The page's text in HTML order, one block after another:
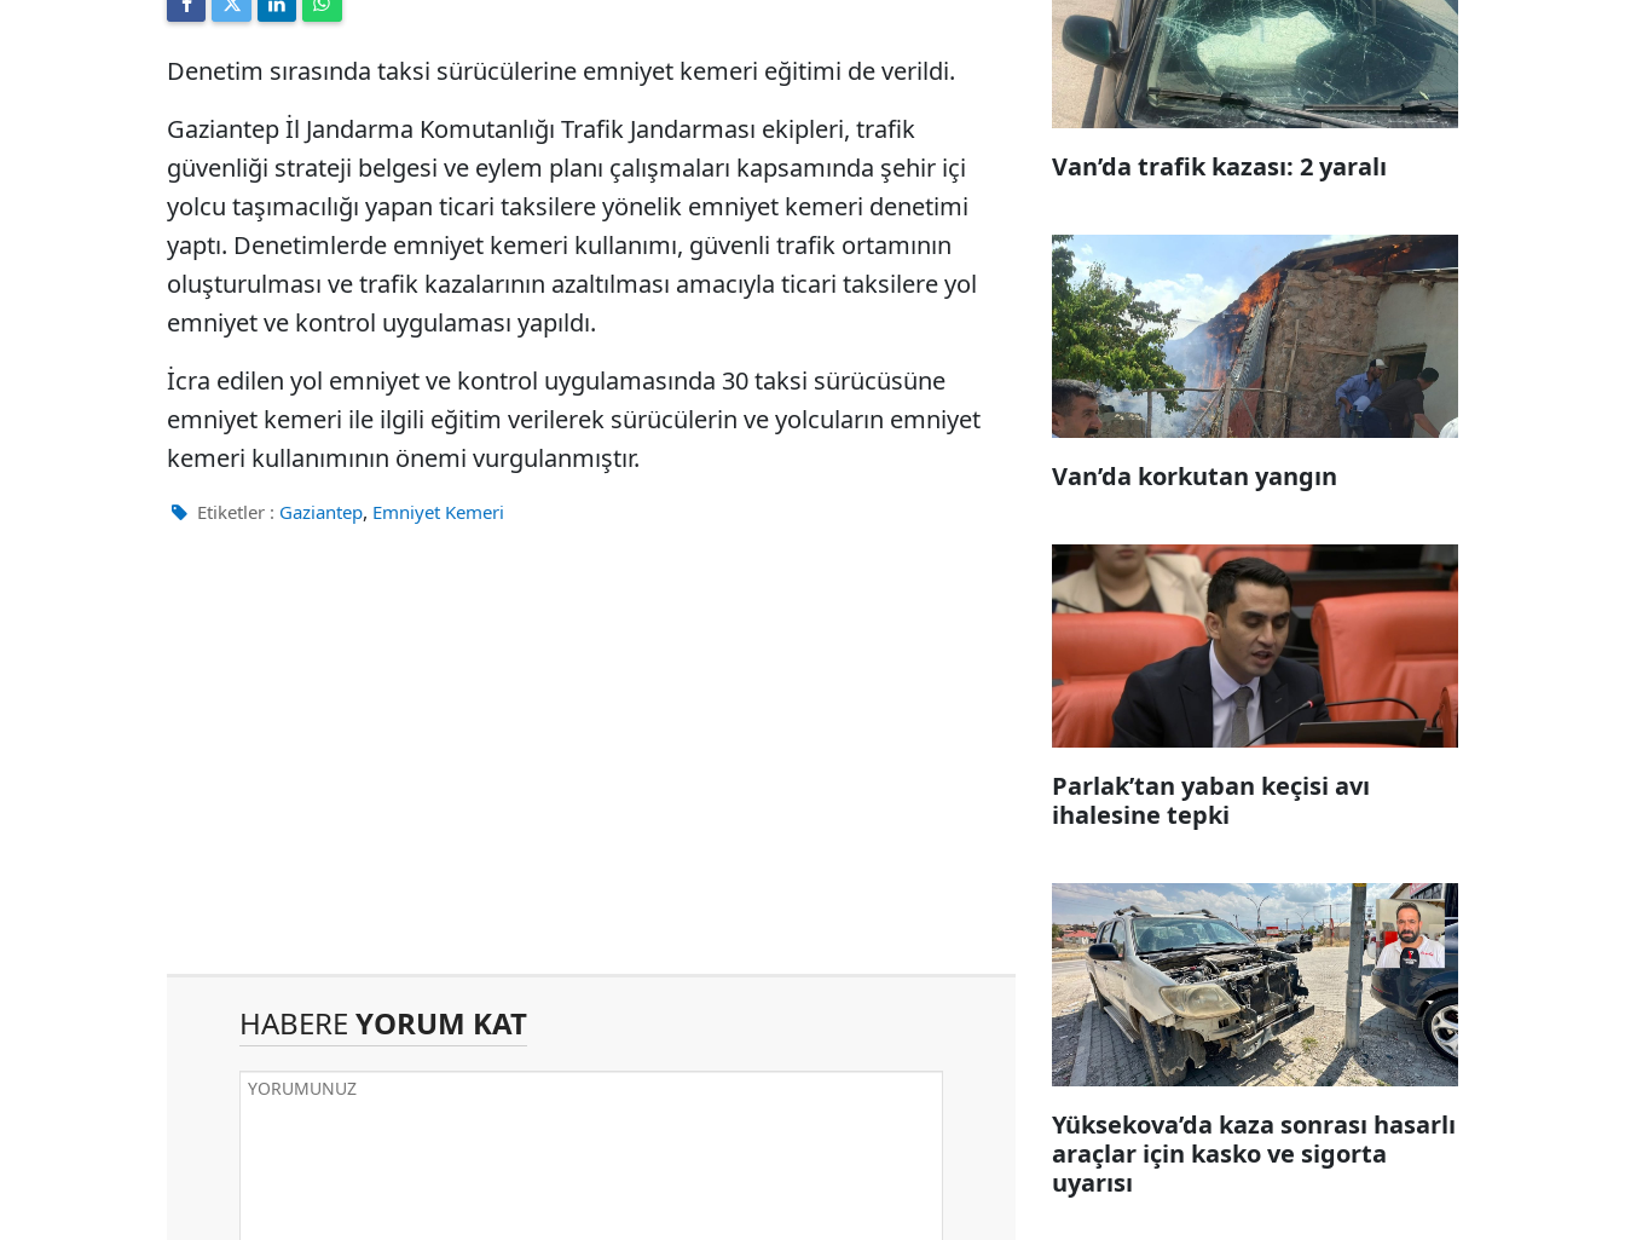
Denetim sırasında taksi sürücülerine emniyet kemeri eğitimi de verildi.
Gaziantep İl Jandarma Komutanlığı Trafik Jandarması ekipleri, trafik
güvenliği strateji belgesi ve eylem planı çalışmaları kapsamında şehir içi
yolcu taşımacılığı yapan ticari taksilere yönelik emniyet kemeri denetimi
yaptı. Denetimlerde emniyet kemeri kullanımı, güvenli trafik ortamının
oluşturulması ve trafik kazalarının azaltılması amacıyla ticari taksilere yol
emniyet ve kontrol uygulaması yapıldı.
İcra edilen yol emniyet ve kontrol uygulamasında 30 taksi sürücüsüne
emniyet kemeri ile ilgili eğitim verilerek sürücülerin ve yolcuların emniyet
kemeri kullanımının önemi vurgulanmıştır.
Etiketler : Gaziantep, Emniyet Kemeri
HABERE YORUM KAT
Van’da trafik kazası: 2 yaralı
Van’da korkutan yangın
Parlak’tan yaban keçisi avı
ihalesine tepki
Yüksekova’da kaza sonrası hasarlı
araçlar için kasko ve sigorta
uyarısı